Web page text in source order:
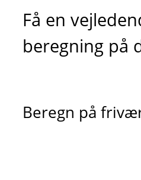
Få en
beregning på
Beregn på